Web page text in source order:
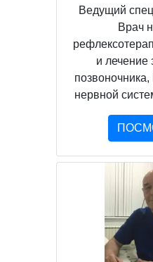
Ведущий
Врач
и лечение
нервной